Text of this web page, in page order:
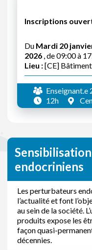
Inscriptions
Du Mardi 20
2026 , de 09:00 à
Lieu :[CE]
Enseignant.e
12h
endocriniens
Les perturbateurs
l’actualité et font
au sein de la société.
produits expose les
façon quasi-
décennies.